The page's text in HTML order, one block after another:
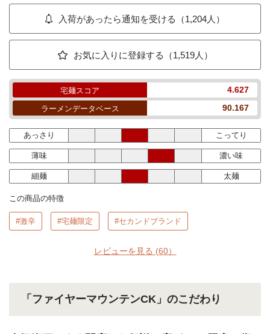
入荷があったら通知を受ける（1,204人）
お気に入りに登録する（1,519人）
宅麺スコア 4.627
ラーメンデータベース 90.167
あっさり こってり
薄味 濃い味
細麺 太麺
この商品の特徴
#激辛 #宅麺限定 #セカンドブランド
レビューを見る (60）
「ファイヤーマウンテンCK」のこだわり